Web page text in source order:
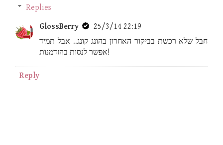
Replies
GlossBerry
25/3/14 22:19
חבל שלא רכשת בביקור האחרון בהונג קונג.. אבל תמיד
אפשר לנסות בהזדמנות!
Reply